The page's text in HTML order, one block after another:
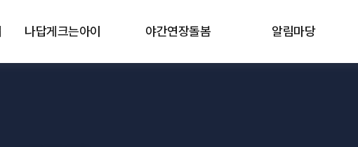
나답게크는아이 야간연장돌봄 알림마당